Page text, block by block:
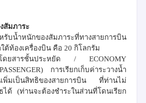
สัมภาระ
รับน้ำหนักของสัมภาระที่ทางสายการบิน
ต้ท้องเครื่องบิน คือ 20 กิโลกรัม
โดยสารชั้นประหยัด / ECONOMY
การเรียกเก็บค่าระวางน้ำ
พิ่มเป็นสิทธิของสายการบิน
ที่ท่านไม่
ได้ (ท่านจะต้องชำระในส่วนที่โดนเรียก